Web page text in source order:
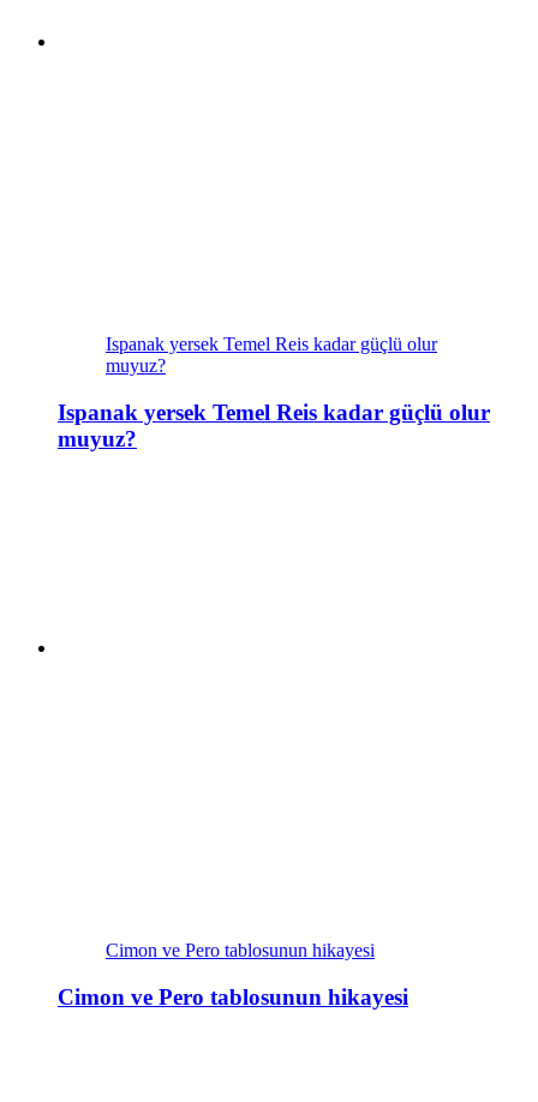
Ispanak yersek Temel Reis kadar güçlü olur
muyuz?
Ispanak yersek Temel Reis kadar güçlü olur
muyuz?
Cimon ve Pero tablosunun hikayesi
Cimon ve Pero tablosunun hikayesi